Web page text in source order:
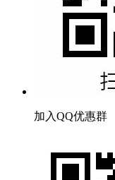
加入QQ优惠群